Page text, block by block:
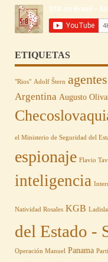
ETIQUETAS
"Rios" Adolf Štern agentes
Argentina Augusto
el Ministerio de Seguridad del
espionaje Flavio
inteligencia
Natividad Rosales KGB
del Estado -
Operación Manuel Panama